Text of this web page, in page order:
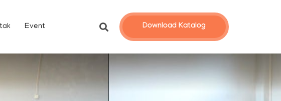
Event Download Katalog